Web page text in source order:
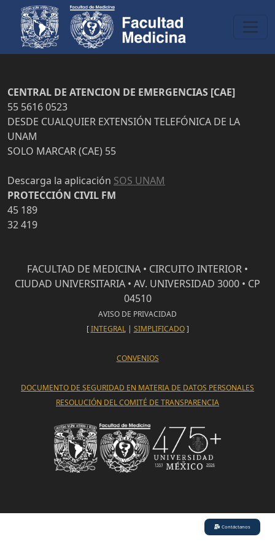
CENTRAL DE ATENCION DE EMERGENCIAS [CAE]
55 5616 0523
DESDE CUALQUIER EXTENSIÓN TELEFÓNICA DE LA
UNAM
SOLO MARCAR (CAE) 55
Descarga la aplicación SOS UNAM
PROTECCIÓN CIVIL FM
45 189
32 419
FACULTAD DE MEDICINA • CIRCUITO INTERIOR •
CIUDAD UNIVERSITARIA • AV. UNIVERSIDAD 3000 • CP
04510
AVISO DE PRIVACIDAD
[INTEGRAL| SIMPLIFICADO]
CONVENIOS
DOCUMENTO DE SEGURIDAD EN MATERIA DE DATOS PERSONALES
RESOLUCIÓN DEL COMITÉ DE TRANSPARENCIA
Contáctanos